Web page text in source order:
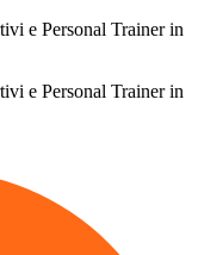
e Personal Trainer in
e Personal Trainer in